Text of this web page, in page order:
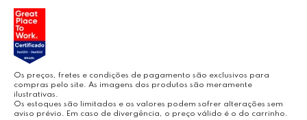
BLOG LEONORA
Os preços, fretes e condições de pagamento são exclusivos para
compras pelo site. As imagens dos produtos são meramente
ilustrativas.
Os estoques são limitados e os valores podem sofrer alterações sem
aviso prévio. Em caso de divergência, o preço válido é o do carrinho.